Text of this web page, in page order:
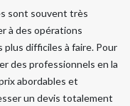
sont souvent très
à des opérations
difficiles à faire. Pour
des professionnels en la
abordables et
un devis totalement